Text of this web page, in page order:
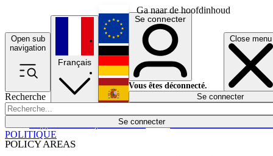
Ga naar de hoofdinhoud
Open sub
navigation
Close menu
Recherche
Se connecter
POLICY AREAS
Économie
Français
English
Deutsch
Español
Se connecter
Vous êtes déconnecté.
Se connecter
POLITIQUE